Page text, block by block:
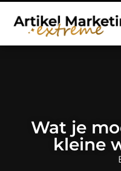
Wat je
kleine